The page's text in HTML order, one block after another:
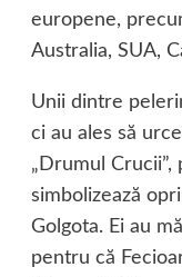
europene,
Australia, SUA,
Unii dintre
ci au ales să
„Drumul
simbolizează
Golgota. Ei au
pentru că